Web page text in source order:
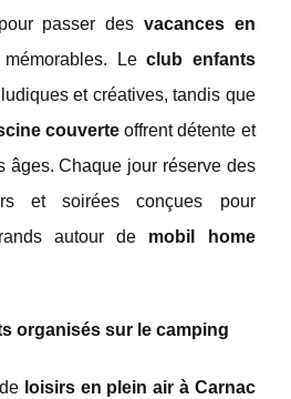
passer des vacances en
Leclub enfants
et créatives, tandis que
couverte offrent détente et
âges. Chaque jour réserve des
et soirées conçues pour
autour de mobil home
organisés sur le camping
loisirs en plein air à Carnac